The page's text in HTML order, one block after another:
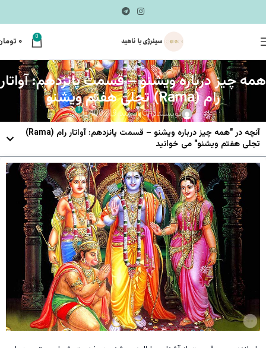
0 ۰
عمومی
همه چیز درباره ویشنو – قسمت پانزدهم: آواتار
رام (Rama) تجلی هفتم ویشنو
نویسندهOn اسفند 19, 1400 0
آنچه در "همه چیز درباره ویشنو – قسمت پانزدهم: آواتار رام (Rama)
تجلی هفتم ویشنو" می خوانید